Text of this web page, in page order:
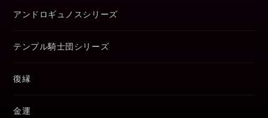
アンドロギュノスシリーズ
テンプル騎士団シリーズ
復縁
金運